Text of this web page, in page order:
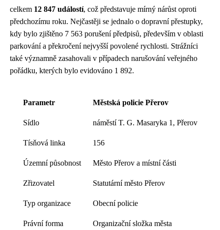
celkem 12 847 událostí, což představuje mírný nárůst oproti
předchozímu roku. Nejčastěji se jednalo o dopravní přestupky,
kdy bylo zjištěno 7 563 porušení předpisů, především v oblasti
parkování a překročení nejvyšší povolené rychlosti. Strážníci
také významně zasahovali v případech narušování veřejného
pořádku, kterých bylo evidováno 1 892.
Parametr Městská policie Přerov
Sídlo náměstí T. G. Masaryka 1, Přerov
Tísňová linka 156
Územní působnost Město Přerov a místní části
Zřizovatel Statutární město Přerov
Typ organizace Obecní policie
Právní forma Organizační složka města